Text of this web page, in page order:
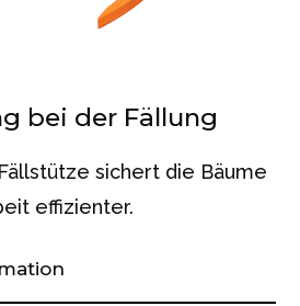
bei der Fällung
sichert die Bäume
effizienter.